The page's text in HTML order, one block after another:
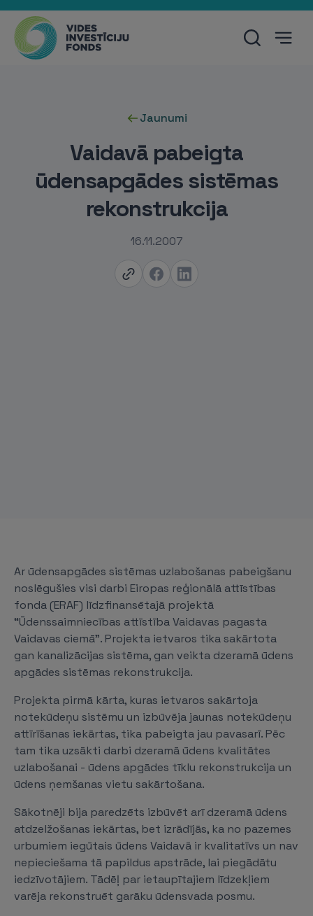
Jaunumi
Vaidavā pabeigta
ūdensapgādes sistēmas
rekonstrukcija
16.11.2007
Ar ūdensapgādes sistēmas uzlabošanas pabeigšanu
noslēgušies visi darbi Eiropas reģionālā attīstības
fonda (ERAF) līdzfinansētajā projektā
“Ūdenssaimniecības attīstība Vaidavas pagasta
Vaidavas ciemā”. Projekta ietvaros tika sakārtota
gan kanalizācijas sistēma, gan veikta dzeramā ūdens
apgādes sistēmas rekonstrukcija.
Projekta pirmā kārta, kuras ietvaros sakārtoja
notekūdeņu sistēmu un izbūvēja jaunas notekūdeņu
attīrīšanas iekārtas, tika pabeigta jau pavasarī. Pēc
tam tika uzsākti darbi dzeramā ūdens kvalitātes
uzlabošanai - ūdens apgādes tīklu rekonstrukcija un
ūdens ņemšanas vietu sakārtošana.
Sākotnēji bija paredzēts izbūvēt arī dzeramā ūdens
atdzelžošanas iekārtas, bet izrādījās, ka no pazemes
urbumiem iegūtais ūdens Vaidavā ir kvalitatīvs un nav
nepieciešama tā papildus apstrāde, lai piegādātu
iedzīvotājiem. Tādēļ par ietaupītajiem līdzekļiem
varēja rekonstruēt garāku ūdensvada posmu.